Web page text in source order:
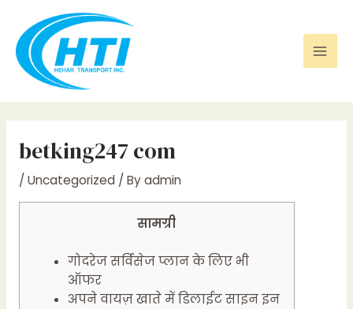
content
betking247 com
/ Uncategorized/ Byadmin
सामग्री
गोदरेज सर्विसेज प्लान के लिए भी
ऑफर
अपने वायज़ खाते में डिलाईट साइन इन
navigation